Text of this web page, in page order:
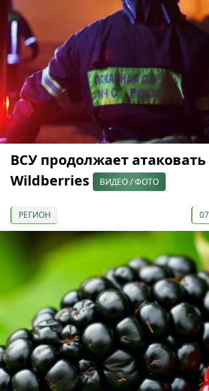
ВСУ продолжает
Wildberries
ВИДЕО / ФОТО
РЕГИОН